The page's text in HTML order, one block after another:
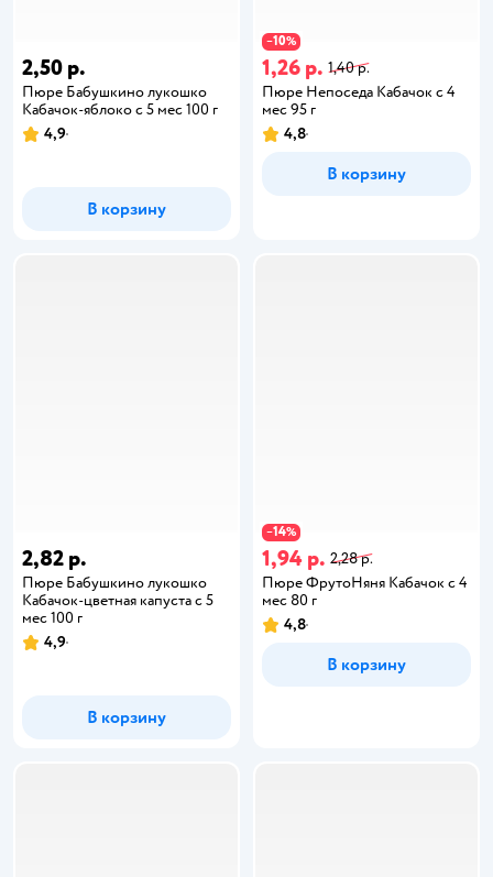
2,50 р.
Пюре Бабушкино лукошко
Кабачок-яблоко с 5 мес 100 г
4,9
В корзину
−10%
1,26 р. 1,40 р.
Пюре Непоседа Кабачок с 4
мес 95 г
4,8
В корзину
2,82 р.
Пюре Бабушкино лукошко
Кабачок-цветная капуста с 5
мес 100 г
4,9
В корзину
−14%
1,94 р. 2,28 р.
Пюре ФрутоНяня Кабачок с 4
мес 80 г
4,8
В корзину